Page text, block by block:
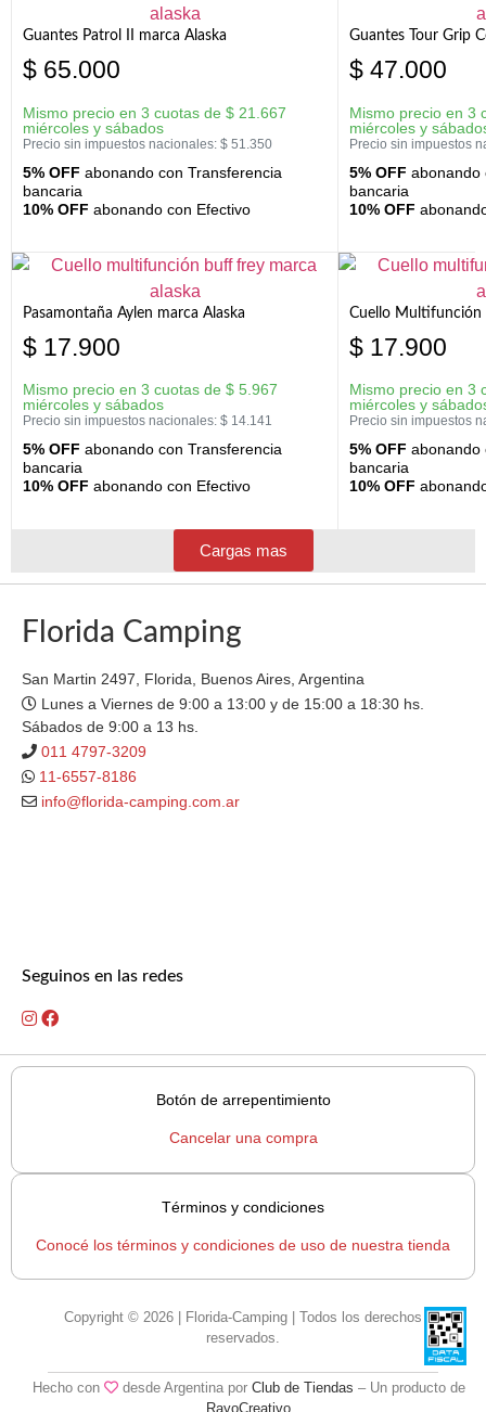
Guantes Patrol II marca Alaska
$ 65.000
Mismo precio en 3 cuotas de $ 21.667
miércoles y sábados
Precio sin impuestos nacionales: $ 51.350
5% OFF abonando con Transferencia
bancaria
10% OFF abonando con Efectivo
Guantes Tour Grip
$ 47.000
Mismo precio en 3
miércoles y
Precio sin impuestos
5% OFF abonando
bancaria
10% OFF
Pasamontaña Aylen marca Alaska
$ 17.900
Mismo precio en 3 cuotas de $ 5.967
miércoles y sábados
Precio sin impuestos nacionales: $ 14.141
5% OFF abonando con Transferencia
bancaria
10% OFF abonando con Efectivo
Cuello Multifunción
$ 17.900
Mismo precio en 3
miércoles y
Precio sin impuestos
5% OFF abonando
bancaria
10% OFF
Cargas mas
Florida Camping
San Martin 2497, Florida, Buenos Aires, Argentina
Lunes a Viernes de 9:00 a 13:00 y de 15:00 a 18:30 hs.
Sábados de 9:00 a 13 hs.
011 4797-3209
11-6557-8186
info@florida-camping.com.ar
Seguinos en las redes
Botón de arrepentimiento
Cancelar una compra
Términos y condiciones
Conocé los términos y condiciones de uso de nuestra tienda
Copyright © 2026 | Florida-Camping | Todos los derechos
reservados.
Hecho con desde Argentina por Club de Tiendas – Un producto de
RayoCreativo